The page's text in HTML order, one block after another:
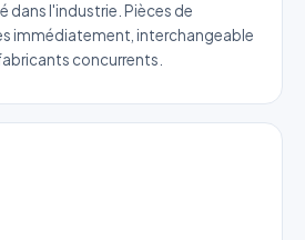
dans l'industrie. Pièces de
immédiatement, interchangeable
concurrents.
expansible BTK11